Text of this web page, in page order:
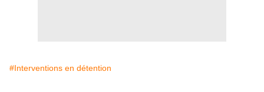
#Interventions en détention